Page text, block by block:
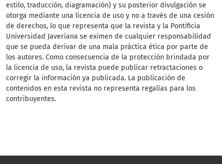
estilo, traducción, diagramación) y su posterior divulgación se
otorga mediante una licencia de uso y no a través de una cesión
de derechos, lo que representa que la revista y la Pontificia
Universidad Javeriana se eximen de cualquier responsabilidad
que se pueda derivar de una mala práctica ética por parte de
los autores. Como consecuencia de la protección brindada por
la licencia de uso, la revista puede publicar retractaciones o
corregir la información ya publicada. La publicación de
contenidos en esta revista no representa regalías para los
contribuyentes.